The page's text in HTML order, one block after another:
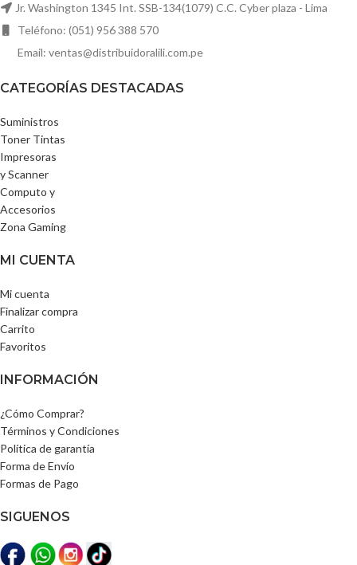
Jr. Washington 1345 Int. SSB-134(1079) C.C. Cyber plaza - Lima
Teléfono: (051) 956 388 570
Email: ventas@distribuidoralili.com.pe
CATEGORÍAS DESTACADAS
Suministros
Toner Tintas
Impresoras
y Scanner
Computo y
Accesorios
Zona Gaming
MI CUENTA
Mi cuenta
Finalizar compra
Carrito
Favoritos
INFORMACIÓN
¿Cómo Comprar?
Términos y Condiciones
Política de garantía
Forma de Envío
Formas de Pago
SIGUENOS